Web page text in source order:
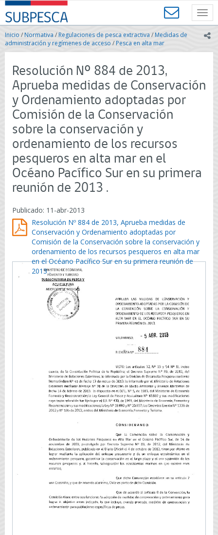
Contenido
principal
SUBPESCA
-
Subsecretaría
de
Pesca
Acuicultura
Gobierno
de
Chile
Inicio /Normativa / Regulaciones de pesca extractiva / Medidas de
administración y regímenes de acceso / Pesca en alta mar
Resolución Nº 884 de 2013,
Aprueba medidas de Conservación
y Ordenamiento adoptadas por
Comisión de la Conservación
sobre la conservación y
ordenamiento de los recursos
pesqueros en alta mar en el
Océano Pacífico Sur en su primera
reunión de 2013 .
Publicado: 11-abr-2013
Resolución Nº 884 de 2013, Aprueba medidas de
Conservación y Ordenamiento adoptadas por
Comisión de la Conservación sobre la conservación y
ordenamiento de los recursos pesqueros en alta mar
en el Océano Pacífico Sur en su primera reunión de
2013 .